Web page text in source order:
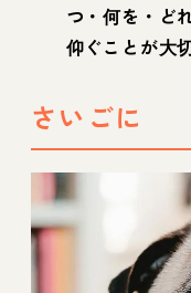
つ・何を・ど
仰ぐことが大
さいごに